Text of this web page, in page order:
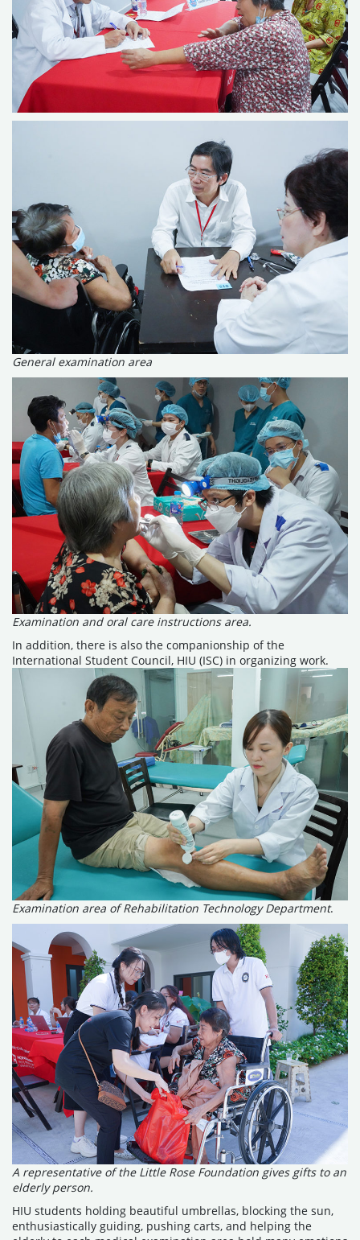
General examination area
Examination and oral care instructions area.
In addition, there is also the companionship of the
International Student Council, HIU (ISC) in organizing work.
Examination area of ​​Rehabilitation Technology Department.
A representative of the Little Rose Foundation gives gifts to an
elderly person.
HIU students holding beautiful umbrellas, blocking the sun,
enthusiastically guiding, pushing carts, and helping the